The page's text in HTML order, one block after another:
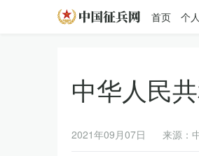
首页 个
中华人民
2021年09月07日 来源：